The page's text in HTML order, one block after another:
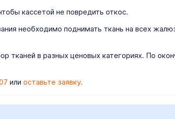
кассетой не повредить откос.
необходимо поднимать ткань на всех
тканей в разных ценовых категориях. По
или оставьте заявку.